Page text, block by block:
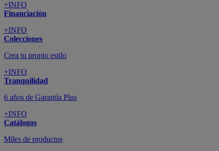
+INFO
Financiación
+INFO
Colecciones
Crea tu propio estilo
+INFO
Tranquilidad
6 años de Garantía Plus
+INFO
Catálogos
Miles de productos